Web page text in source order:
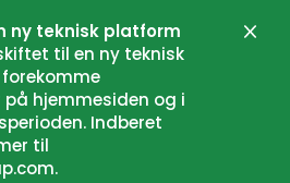
ny teknisk platform
til en ny teknisk
hjemmesiden og i
Indberet
til
Luk